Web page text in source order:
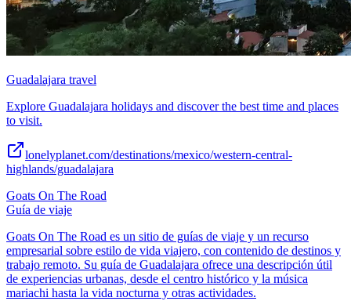
Guadalajara travel
Explore Guadalajara holidays and discover the best time and places
to visit.
lonelyplanet.com/destinations/mexico/western-central-
highlands/guadalajara
Goats On The Road
Guía de viaje
Goats On The Road es un sitio de guías de viaje y un recurso
empresarial sobre estilo de vida viajero, con contenido de destinos y
trabajo remoto. Su guía de Guadalajara ofrece una descripción útil
de experiencias urbanas, desde el centro histórico y la música
mariachi hasta la vida nocturna y otras actividades.